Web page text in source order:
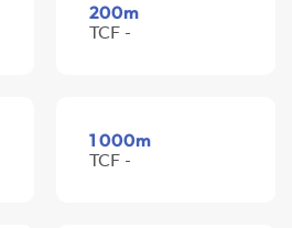
200m
TCF -
1 000m
TCF -